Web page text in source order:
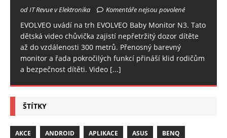
od IT Revue v Elektronika Komentáře nejsou povolené
EVOLVEO uvádí na trh EVOLVEO Baby Monitor N3. Tato
dětská video chůvička zajistí nepřetržitý dozor dítěte
až do vzdálenosti 300 metrů. Přenosný barevný
monitor a řada pokročilých funkcí přináší klid rodičům
a bezpečnost dítěti. Video [...]
ŠTÍTKY
AKCE ANDROID APLIKACE ASUS BENQ